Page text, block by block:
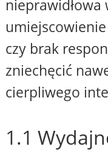
nieprawidłowa
czy brak
zniechęcić
cierpliwego
1.1